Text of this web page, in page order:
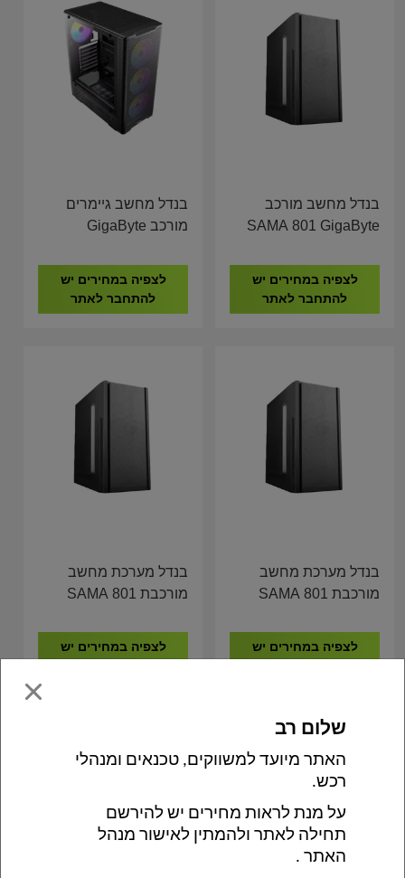
בנדל מחשב מורכב
SAMA 801 GigaByte
DDR4 1TB NVME
לצפיה במחירים יש
להתחבר לאתר
בנדל מחשב גיימרים
מורכב GigaByte
16GB DDR4 1TB
NVME RTX 5060 8GB
לצפיה במחירים יש
להתחבר לאתר
בנדל מערכת מחשב
מורכבת SAMA 801
10400 16GB DDR4
512GB NVME
לצפיה במחירים יש
בנדל מערכת מחשב
מורכבת SAMA 801
10500 8GB DDR4
512GB NVME
לצפיה במחירים יש
×
שלום רב
רכש.
האתר .